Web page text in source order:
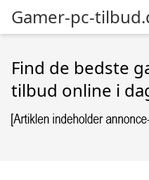
Gamer-pc-
Find de bedste
tilbud online i